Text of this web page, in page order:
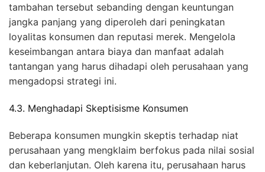
tambahan tersebut sebanding dengan keuntungan
jangka panjang yang diperoleh dari peningkatan
loyalitas konsumen dan reputasi merek. Mengelola
keseimbangan antara biaya dan manfaat adalah
tantangan yang harus dihadapi oleh perusahaan yang
mengadopsi strategi ini.
4.3. Menghadapi Skeptisisme Konsumen
Beberapa konsumen mungkin skeptis terhadap niat
perusahaan yang mengklaim berfokus pada nilai sosial
dan keberlanjutan. Oleh karena itu, perusahaan harus